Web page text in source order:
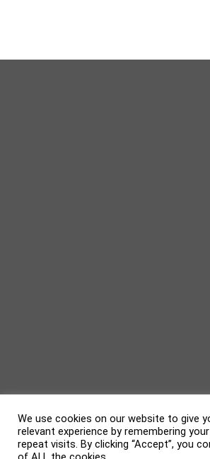
We use cookies on our website to give
relevant experience by remembering
repeat visits. By clicking “Accept”, you